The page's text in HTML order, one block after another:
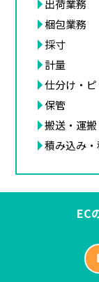
出荷業務
梱包業務
採寸
計量
仕分け・
保管
搬送・運搬
積み込み
EC